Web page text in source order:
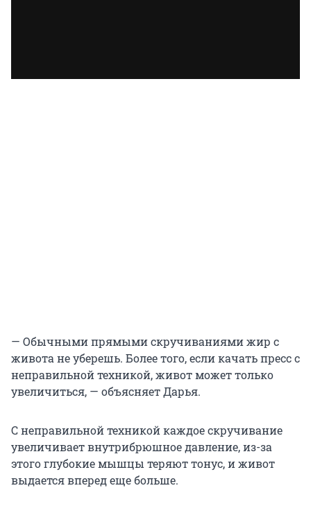
— Обычными прямыми скручиваниями жир с
живота не уберешь. Более того, если качать пресс с
неправильной техникой, живот может только
увеличиться, — объясняет Дарья.
С неправильной техникой каждое скручивание
увеличивает внутрибрюшное давление, из-за
этого глубокие мышцы теряют тонус, и живот
выдается вперед еще больше.